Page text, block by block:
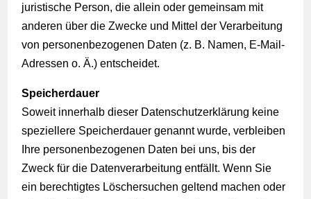
juristische Person, die allein oder gemeinsam mit
anderen über die Zwecke und Mittel der Verarbeitung
von personenbezogenen Daten (z. B. Namen, E-Mail-
Adressen o. Ä.) entscheidet.
Speicherdauer
Soweit innerhalb dieser Datenschutzerklärung keine
speziellere Speicherdauer genannt wurde, verbleiben
Ihre personenbezogenen Daten bei uns, bis der
Zweck für die Datenverarbeitung entfällt. Wenn Sie
ein berechtigtes Löschersuchen geltend machen oder